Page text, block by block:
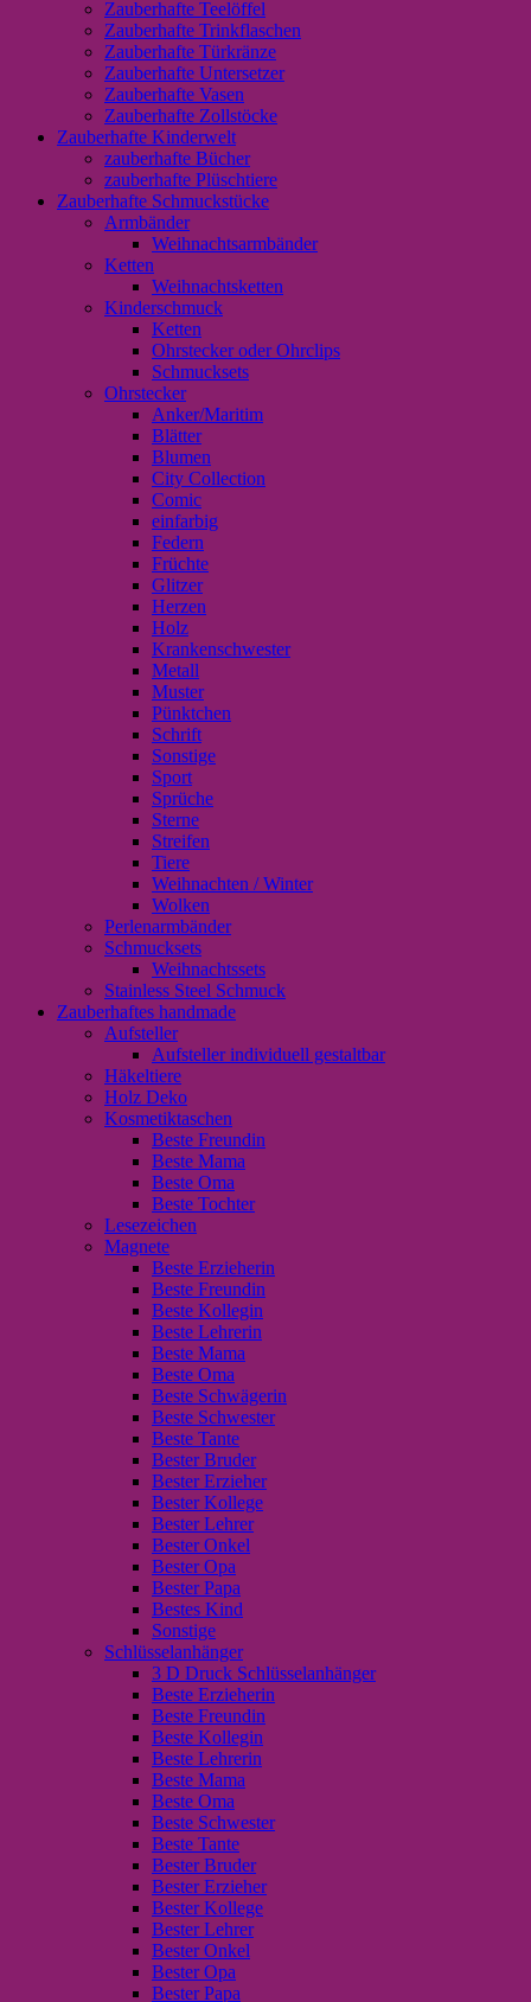
Zauberhafte Teelöffel
Zauberhafte Trinkflaschen
Zauberhafte Türkränze
Zauberhafte Untersetzer
Zauberhafte Vasen
Zauberhafte Zollstöcke
Zauberhafte Kinderwelt
zauberhafte Bücher
zauberhafte Plüschtiere
Zauberhafte Schmuckstücke
Armbänder
Weihnachtsarmbänder
Ketten
Weihnachtsketten
Kinderschmuck
Ketten
Ohrstecker oder Ohrclips
Schmucksets
Ohrstecker
Anker/Maritim
Blätter
Blumen
City Collection
Comic
einfarbig
Federn
Früchte
Glitzer
Herzen
Holz
Krankenschwester
Metall
Muster
Pünktchen
Schrift
Sonstige
Sport
Sprüche
Sterne
Streifen
Tiere
Weihnachten / Winter
Wolken
Perlenarmbänder
Schmucksets
Weihnachtssets
Stainless Steel Schmuck
Zauberhaftes handmade
Aufsteller
Aufsteller individuell gestaltbar
Häkeltiere
Holz Deko
Kosmetiktaschen
Beste Freundin
Beste Mama
Beste Oma
Beste Tochter
Lesezeichen
Magnete
Beste Erzieherin
Beste Freundin
Beste Kollegin
Beste Lehrerin
Beste Mama
Beste Oma
Beste Schwägerin
Beste Schwester
Beste Tante
Bester Bruder
Bester Erzieher
Bester Kollege
Bester Lehrer
Bester Onkel
Bester Opa
Bester Papa
Bestes Kind
Sonstige
Schlüsselanhänger
3 D Druck Schlüsselanhänger
Beste Erzieherin
Beste Freundin
Beste Kollegin
Beste Lehrerin
Beste Mama
Beste Oma
Beste Schwester
Beste Tante
Bester Bruder
Bester Erzieher
Bester Kollege
Bester Lehrer
Bester Onkel
Bester Opa
Bester Papa